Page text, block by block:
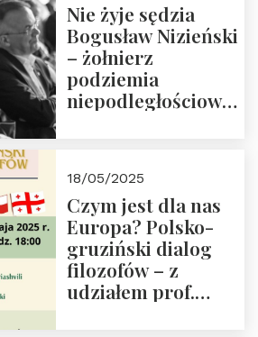
Nie żyje sędzia
Bogusław Nizieński
– żołnierz
podziemia
niepodległościowego
społeczny, członek
Kapituły Nagrody
im. Prezydenta
Lecha
Kaczyńskiego.
Wielki autorytet.
18/05/2025
Czym jest dla nas
Europa? Polsko-
gruziński dialog
filozofów – z
udziałem prof.